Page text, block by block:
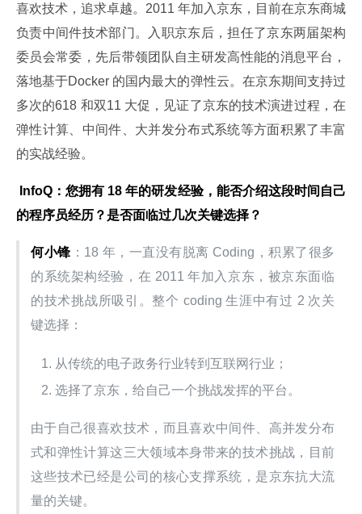
喜欢技术，追求卓越。2011 年加入京东，目前在京东商城
负责中间件技术部门。入职京东后，担任了京东两届架构
委员会常委，先后带领团队自主研发高性能的消息平台，
落地基于Docker 的国内最大的弹性云。在京东期间支持过
多次的618 和双11 大促，见证了京东的技术演进过程，在
弹性计算、中间件、大并发分布式系统等方面积累了丰富
的实战经验。
的程序员经历？是否面临过几次关键选择？
何小锋 ：18 年，一直没有脱离 Coding，积累了很多
的系统架构经验，在 2011 年加入京东，被京东面临
的技术挑战所吸引。整个 coding 生涯中有过 2 次关
键选择：
从传统的电子政务行业转到互联网行业；
选择了京东，给自己一个挑战发挥的平台。
由于自己很喜欢技术，而且喜欢中间件、高并发分布
式和弹性计算这三大领域本身带来的技术挑战，目前
这些技术已经是公司的核心支撑系统，是京东抗大流
量的关键。